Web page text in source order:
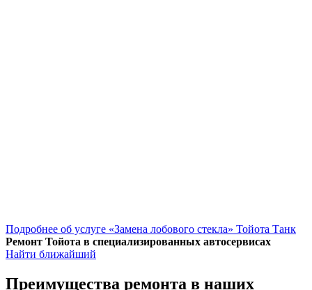
Подробнее об услуге «Замена лобового стекла» Тойота Танк
Ремонт Тойота в специализированных автосервисах
Найти ближайший
Преимущества ремонта в наших